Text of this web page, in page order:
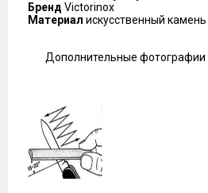
Бренд Victorinox
Материал искусственный камень
Дополнительные фотографии